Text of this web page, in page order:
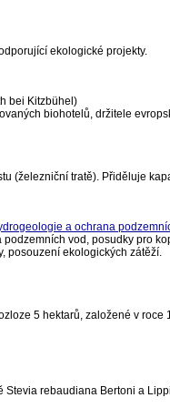
ekologické projekty.
bei Kitzbühel)
biohotelů, držitele
(železniční tratě). Přiděluje
a ochrana
vod, posudky pro
posouzení ekologických zátěží.
5 hektarů, založené v
rebaudiana Bertoni a